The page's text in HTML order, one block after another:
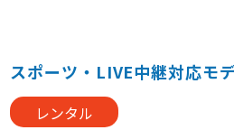
スポーツ・LIVE中継対応モ
レンタル